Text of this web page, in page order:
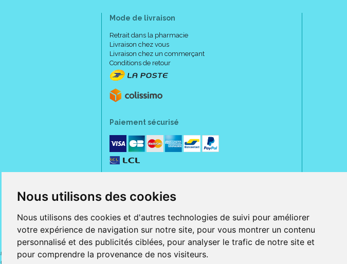
Nous utilisons des cookies
Nous utilisons des cookies et d'autres technologies de suivi pour améliorer
votre expérience de navigation sur notre site, pour vous montrer un contenu
personnalisé et des publicités ciblées, pour analyser le trafic de notre site et
pour comprendre la provenance de nos visiteurs.
Mode de livraison
Retrait dans la pharmacie
Livraison chez vous
Livraison chez un commerçant
Conditions de retour
Paiement sécurisé
le site internet de l a pharmacie du centre, 32 rue Jeanne d' Harcourt, 80300 Albert.
matériel médical. 1700 en médicaments sans ordonnance.